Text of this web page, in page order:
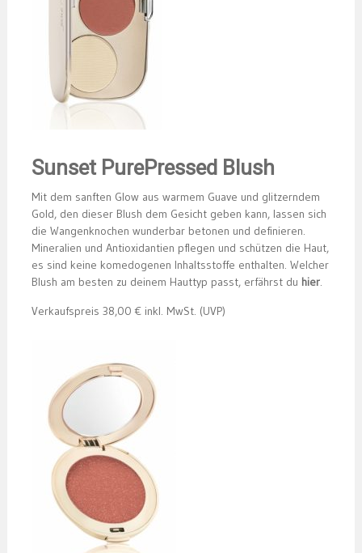
Sunset PurePressed Blush
Mit dem sanften Glow aus warmem Guave und glitzerndem
Gold, den dieser Blush dem Gesicht geben kann, lassen sich
die Wangenknochen wunderbar betonen und definieren.
Mineralien und Antioxidantien pflegen und schützen die Haut,
es sind keine komedogenen Inhaltsstoffe enthalten. Welcher
Blush am besten zu deinem Hauttyp passt, erfährst du hier.
Verkaufspreis 38,00 € inkl. MwSt. (UVP)